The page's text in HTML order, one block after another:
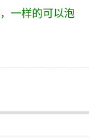
一样的可以泡